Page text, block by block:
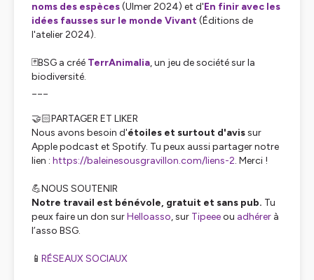
noms des espèces(Ulmer 2024) et d'En finir avec les
idées fausses sur le monde Vivant(Éditions de
l'atelier 2024).
🃏BSG a créé TerrAnimalia, un jeu de société sur la
biodiversité.
🤝🏻PARTAGER ET LIKER
Nous avons besoin d'étoiles et surtout d'avissur
Apple podcast et Spotify. Tu peux aussi partager notre
lien : https://baleinesousgravillon.com/liens-2. Merci !
💪NOUS SOUTENIR
Notre travail est bénévole, gratuit et sans pub. Tu
peux faire un don surHelloasso, sur Tipeeeou adhérer à
l’asso BSG.
📱 RÉSEAUX SOCIAUX